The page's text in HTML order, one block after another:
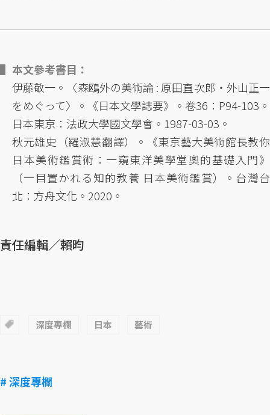
本文參考書目：
伊藤敬一。〈森鴎外の美術論 : 原田直次郎・外山正一
をめぐって〉。《日本文學誌要》。卷36：P94-103。
日本東京：法政大學國文學會。1987-03-03。
秋元雄史（羅淑慧翻譯）。《東京藝大美術館長教你
日本美術鑑賞術：一窺東洋美學堂奧的基礎入門》
（一目置かれる知的教養 日本美術鑑賞）。台灣台
北：方舟文化。2020。
責任編輯／賴昀
深度專欄 日本 藝術
# 深度專欄